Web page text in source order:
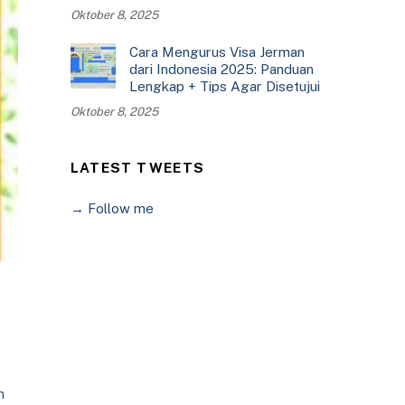
Oktober 8, 2025
Cara Mengurus Visa Jerman
dari Indonesia 2025: Panduan
Lengkap + Tips Agar Disetujui
Oktober 8, 2025
LATEST TWEETS
→ Follow me